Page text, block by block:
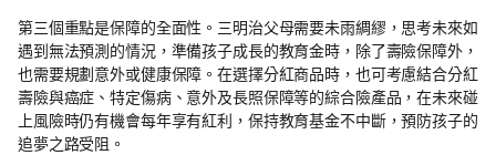
第三個重點是保障的全面性。三明治父母需要未雨綢繆，思考未來如
遇到無法預測的情況，準備孩子成長的教育金時，除了壽險保障外，
也需要規劃意外或健康保障。在選擇分紅商品時，也可考慮結合分紅
壽險與癌症、特定傷病、意外及長照保障等的綜合險產品，在未來碰
上風險時仍有機會每年享有紅利，保持教育基金不中斷，預防孩子的
追夢之路受阻。